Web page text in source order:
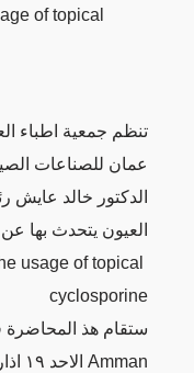
of topical
تنظم جمعية اطباء
الدكتور خالد عايش
العيون يتحدث بها عن
usage of topical
cyclosporine
Amman الاحد ١٩ اذار ٢٠٢٣.